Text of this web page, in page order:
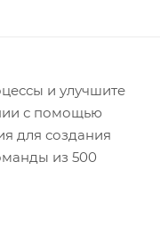
и улучшите
с помощью
для создания
из 500